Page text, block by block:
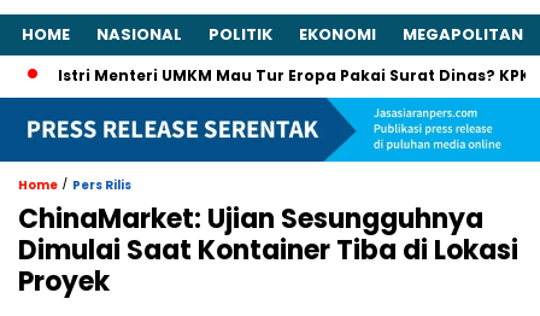
HOME NASIONAL POLITIK EKONOMI MEGAPOLITAN
Menteri UMKM Mau Tur Eropa Pakai Surat Dinas? KPK Panggil
Home / Pers Rilis
ChinaMarket: Ujian Sesungguhnya
Dimulai Saat Kontainer Tiba di Lokasi
Proyek